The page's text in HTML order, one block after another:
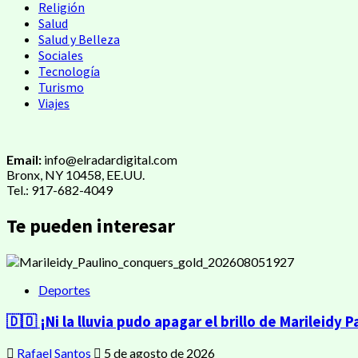
Religión
Salud
Salud y Belleza
Sociales
Tecnología
Turismo
Viajes
Email: info@elradardigital.com
Bronx, NY 10458, EE.UU.
Tel.: 917-682-4049
Te pueden interesar
Deportes
🇩🇴 ¡Ni la lluvia pudo apagar el brillo de Marileidy
Rafael Santos 5 de agosto de 2026